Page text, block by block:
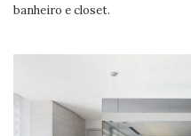
banheiro e closet.